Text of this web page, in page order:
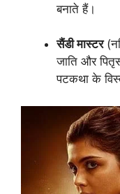
बनाते हैं।
सैंडी मास्टर
जाति और
पटकथा के